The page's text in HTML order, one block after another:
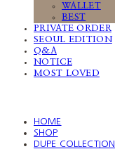
WALLET
BEST
PRIVATE ORDER
SEOUL EDITION
Q&A
NOTICE
MOST LOVED
HOME
SHOP
DUPE COLLECTION